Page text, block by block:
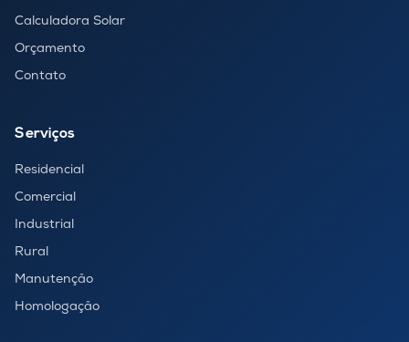
Calculadora Solar
Orçamento
Contato
Serviços
Residencial
Comercial
Industrial
Rural
Manutenção
Homologação